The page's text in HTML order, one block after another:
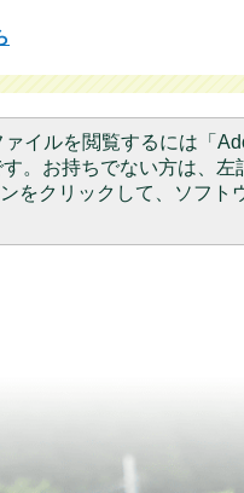
ァイルを閲覧するには「
す。お持ちでない方は、
をクリックして、ソフト